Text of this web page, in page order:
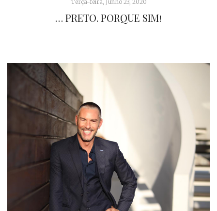
Terça-feira, Junho 23, 2020
… PRETO. PORQUE SIM!